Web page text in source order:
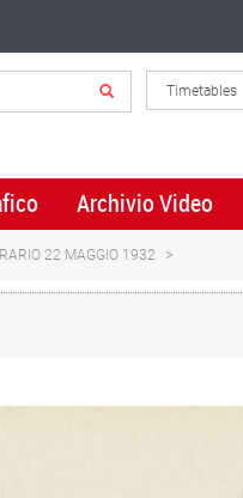
Archivio Video
22 MAGGIO 1932